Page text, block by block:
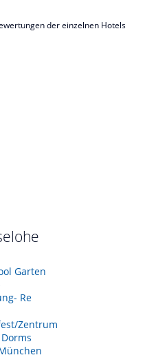
der einzelnen Hotels
Garten
Re
Zentrum